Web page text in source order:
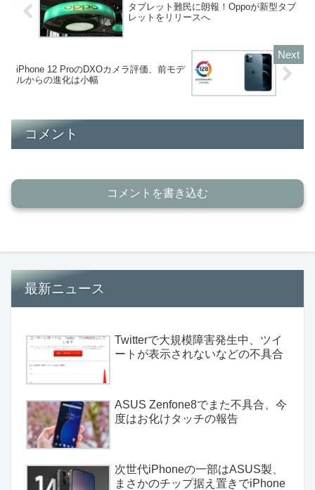
タブレット難民に朗報！Oppoが新型タブ
レットをリリースへ
iPhone 12 ProのDXOカメラ評価、前モデ
ルからの進化は小幅
コメント
コメントを書き込む
最新ニュース
Twitterで大規模障害発生中、ツイ
ートが表示されないなどの不具合
ASUS Zenfone8でまた不具合、今
度はお化けタッチの報告
次世代iPhoneの一部はASUS製、
まさかのチップ据え置きでiPhone